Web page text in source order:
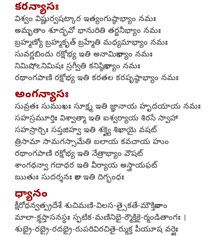
కరన్యాసః
విశ్వం విష్ణుర్వషట్కార ఇత్యంగుష్ఠాభ్యాం నమః
అమృతాం శూద్భవో భానురితి తర్జనీభ్యాం నమః
బ్రహ్మణ్యో బ్రహ్మకృత్ బ్రహ్మేతి మధ్యమాభ్యాం నమః
సువర్ణబిందు రక్షోభ్య ఇతి అనామికాభ్యాం నమః
నిమిషోఽనిమిషః స్రగ్వీతి కనిష్ఠికాభ్యాం నమః
రథాంగపాణి రక్షోభ్య ఇతి కరతల కరపృష్ఠాభ్యాం నమః
అంగన్యాసః
సువ్రతః సుముఖః సూక్ష్మ ఇతి జ్ఞానాయ హృదయాయ నమః
సహస్రమూర్తిః విశ్వాత్మా ఇతి ఐశ్వర్యాయ శిరసే స్వాహా
సహస్రార్చిః సప్తజిహ్వ ఇతి శక్త్యై శిఖాయై వషట్
త్రిసామా సామగస్సామేతి బలాయ కవచాయ హుం
రథాంగపాణి రక్షోభ్య ఇతి నేత్రాభ్యాం వౌషట్
శాంగధన్వా గదాధర ఇతి వీర్యాయ అస్త్రాయఫట్
ఋతుః సుదర్శనః కాల ఇతి దిగ్భంధః
ధ్యానం
క్షీరోధన్వత్ప్రదేశే శుచిమణి-విలస-త్సైకతే-మౌక్తికానాం
మాలా-కౢప్తాసనస్థః స్ఫటిక-మణినిభై-ర్మౌక్తికై-ర్మండితాంగః ।
శుభ్రై-రభ్రై-రదభ్రై-రుపరివిరచితై-ర్ముక్త పీయూష వర్షైః